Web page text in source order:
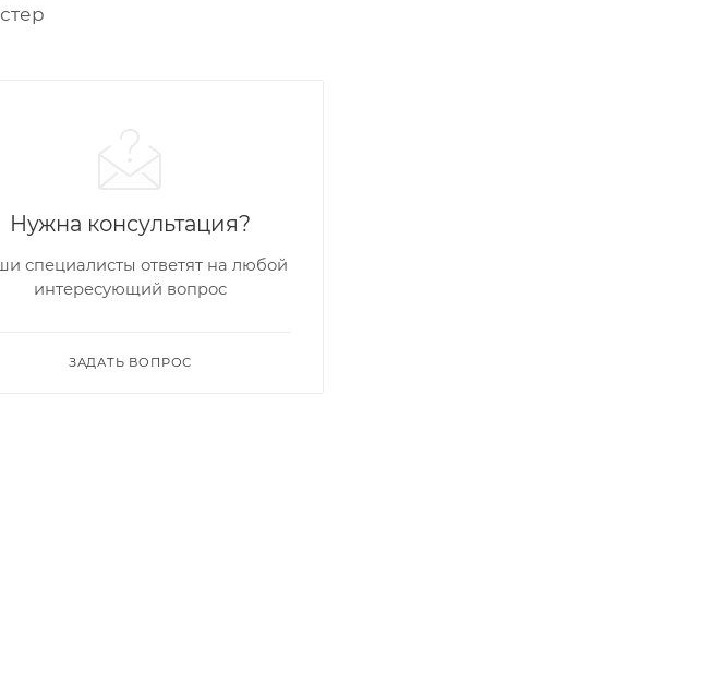
Нужна консультация?
специалисты ответят на любой
интересующий вопрос
ЗАДАТЬ ВОПРОС